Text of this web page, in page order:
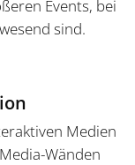
Events, bei
sind.
Medien
Wänden